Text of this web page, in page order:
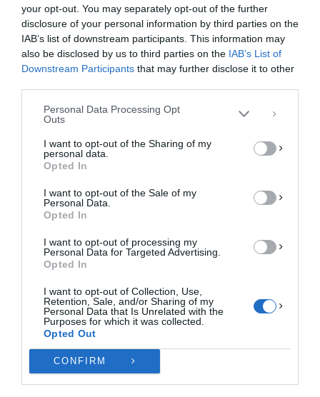
your opt-out. You may separately opt-out of the further
disclosure of your personal information by third parties on the
IAB’s list of downstream participants. This information may
also be disclosed by us to third parties on the IAB’s List of
Downstream Participants that may further disclose it to other
Personal Data Processing Opt
Outs
I want to opt-out of the Sharing of my
personal data.
Opted In
I want to opt-out of the Sale of my
Personal Data.
Opted In
I want to opt-out of processing my
Personal Data for Targeted Advertising.
Opted In
I want to opt-out of Collection, Use,
Retention, Sale, and/or Sharing of my
Personal Data that Is Unrelated with the
Purposes for which it was collected.
Opted Out
CONFIRM
Διαχείριση Συγκατάθεσης
Για να παρέχουμε την καλύτερη εμπειρία, χρησιμοποιούμε τεχνολογίες όπως
cookies για την αποθήκευση ή/και την πρόσβαση σε πληροφορίες συσκευών.
Η συγκατάθεση για τις εν λόγω τεχνολογίες θα μας επιτρέψει να
επεξεργαστούμε δεδομένα προσωπικού χαρακτήρα, όπως συμπεριφορά
περιήγησης ή μοναδικά αναγνωριστικά σε αυτόν τον ιστότοπο. Η μη
συγκατάθεση ή η ανάκληση της συγκατάθεσης, μπορεί να επηρεάσει
αρνητικά ορισμένες λειτουργίες και δυνατότητες.
ΠΡΟΒΟΛΉ ΠΡΟΤΙΜΉΣΕΩΝ
Πολιτική Cookies
ΚΆΝΕΤΕ LIKE ΣΤΗ ΣΕΛΊΔΑ ΜΑΣ